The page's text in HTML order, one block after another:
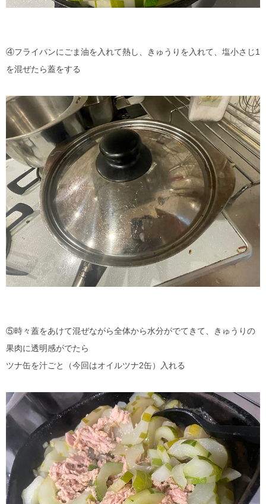
④フライパンにごま油を入れて熱し、きゅうりを入れて、塩小さじ1
を混ぜたら蓋をする
⑤時々蓋をあけて混ぜながら全体から水分がでてきて、きゅうりの
果肉に透明感がでたら
ツナ缶を汁ごと（今回はオイルツナ2缶）入れる